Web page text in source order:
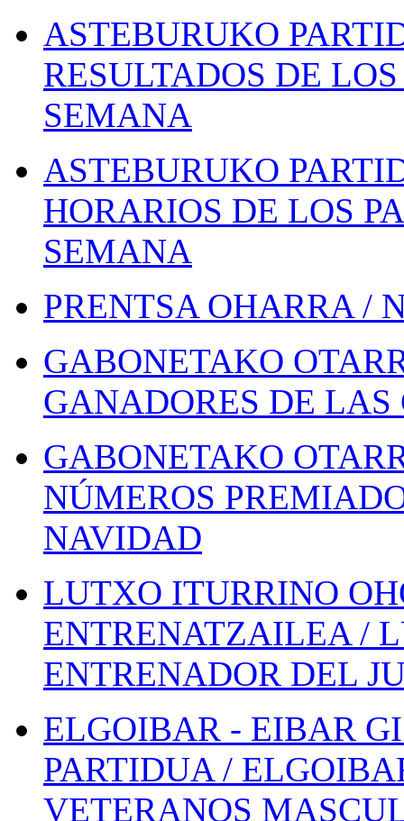
ASTEBURUKO
RESULTADOS DE
SEMANA
ASTEBURUKO
HORARIOS DE LOS
SEMANA
PRENTSA OHARRA /
GABONETAKO
GANADORES DE
GABONETAKO
NÚMEROS
NAVIDAD
LUTXO ITURRINO
ENTRENATZAILEA /
ENTRENADOR DEL
ELGOIBAR - EIBAR
PARTIDUA /
VETERANOS